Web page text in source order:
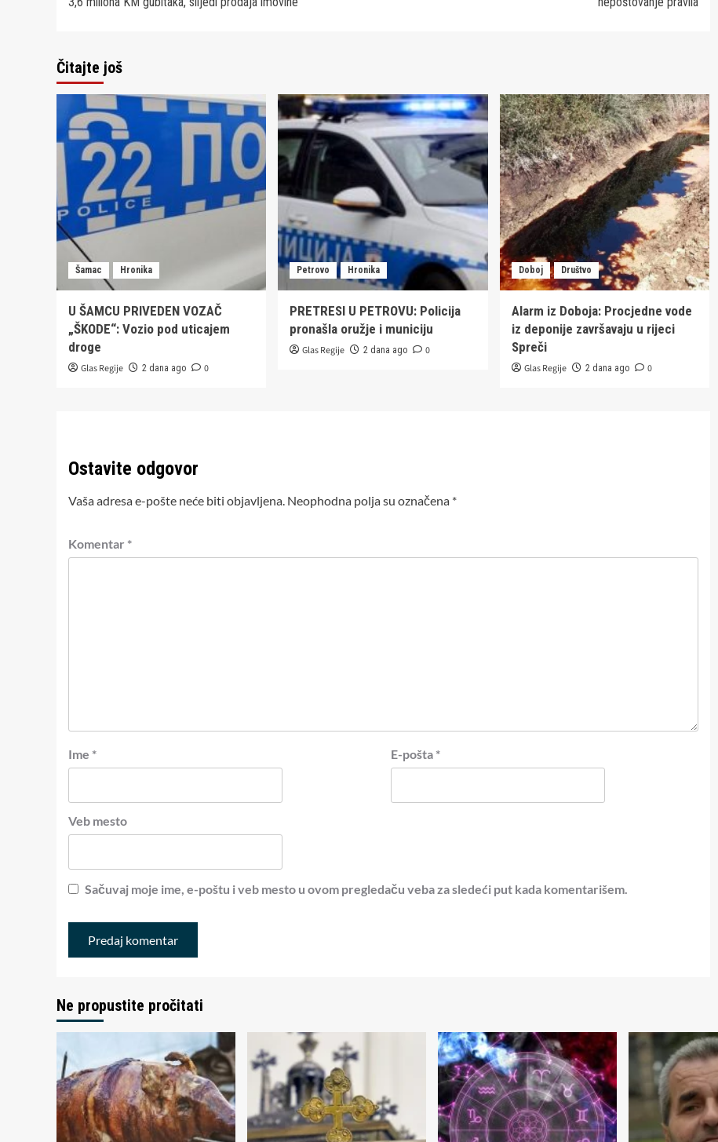
Čitajte još
Šamac Hronika
U ŠAMCU PRIVEDEN VOZAČ
„ŠKODE“: Vozio pod uticajem
droge
Glas Regije 2 dana ago 0
Petrovo Hronika
PRETRESI U PETROVU: Policija
pronašla oružje i municiju
Glas Regije 2 dana ago 0
Doboj Društvo
Alarm iz Doboja: Procjedne vode
iz deponije završavaju u rijeci
Spreči
Glas Regije 2 dana ago 0
Ostavite odgovor
Vaša adresa e-pošte neće biti objavljena. Neophodna polja su označena *
Komentar *
Ime * E-pošta *
Veb mesto
Sačuvaj moje ime, e-poštu i veb mesto u ovom pregledaču veba za sledeći put kada komentarišem.
Ne propustite pročitati